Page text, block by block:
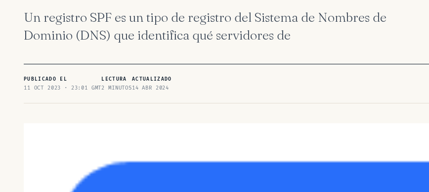
Un registro SPF es un tipo de registro del Sistema de Nombres de
Dominio (DNS) que identifica qué servidores de
PUBLICADO EL
11 OCT 2023 · 23:01 GMT
LECTURA
2 MINUTOS
ACTUALIZADO
14 ABR 2024